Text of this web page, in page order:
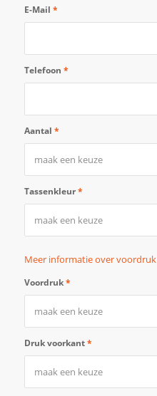
E-Mail *
Telefoon *
Aantal *
Tassenkleur*
Meer informatie over voordruk
Voordruk*
Druk voorkant*